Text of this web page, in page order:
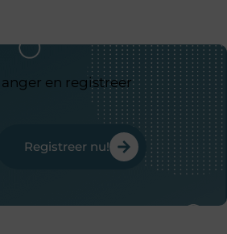
en registreer
Registreer nu!